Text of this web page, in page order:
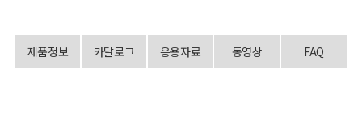
제품정보 카달로그 응용자료 동영상 FAQ